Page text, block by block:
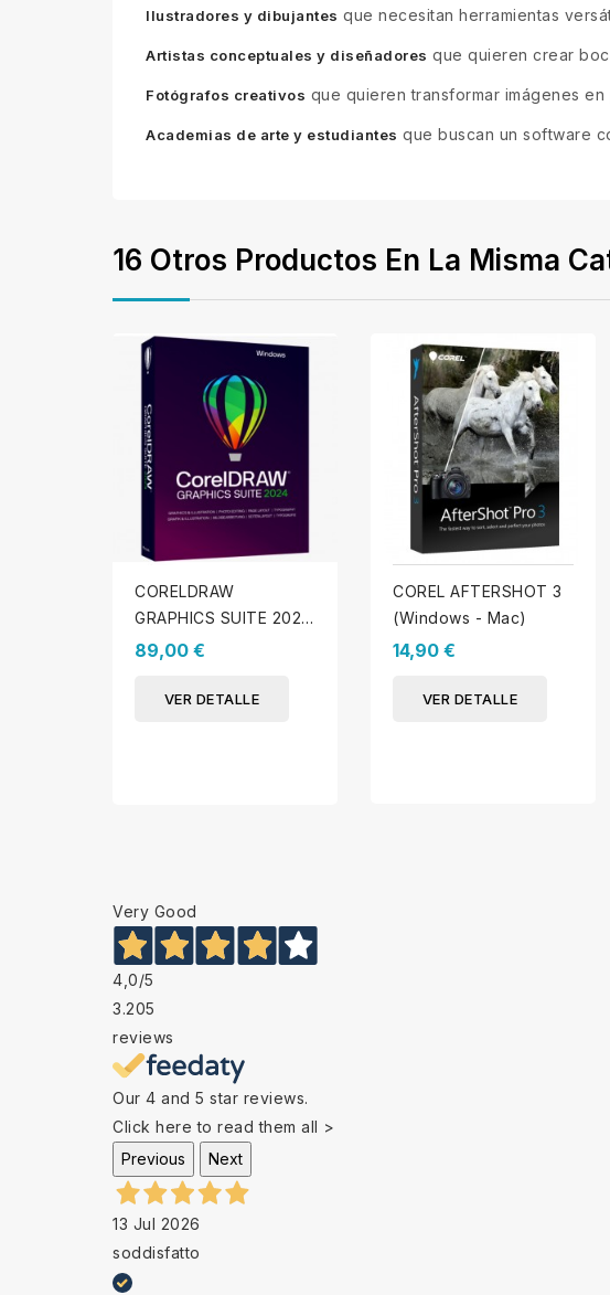
Ilustradores y dibujantes que necesitan herramientas
Artistas conceptuales y diseñadores que quieren crear
Fotógrafos creativos que quieren transformar imágenes en
Academias de arte y estudiantes que buscan un software
16 Otros Productos En La Misma
CORELDRAW
GRAPHICS SUITE 2024
(WINDOWS)
89,00 €
VER DETALLE
COREL AFTERSHOT 3
(Windows - Mac)
14,90 €
VER DETALLE
Very Good
4,0/5
3.205
reviews
Our 4 and 5 star reviews.
Click here to read them all >
Previous
Next
13 Jul 2026
soddisfatto